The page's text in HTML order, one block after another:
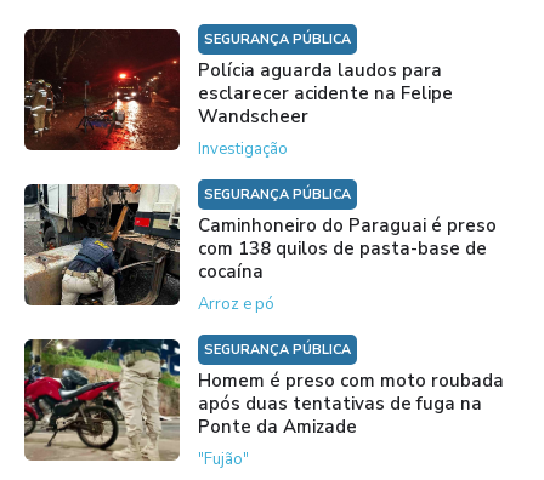
SEGURANÇA PÚBLICA
Polícia aguarda laudos para
esclarecer acidente na Felipe
Wandscheer
Investigação
SEGURANÇA PÚBLICA
Caminhoneiro do Paraguai é preso
com 138 quilos de pasta-base de
cocaína
Arroz e pó
SEGURANÇA PÚBLICA
Homem é preso com moto roubada
após duas tentativas de fuga na
Ponte da Amizade
"Fujão"